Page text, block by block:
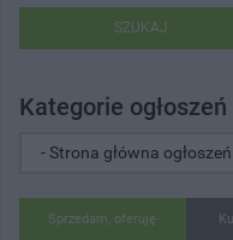
SZUKAJ
Kategorie ogłoszeń
Sprzedam, oferuję